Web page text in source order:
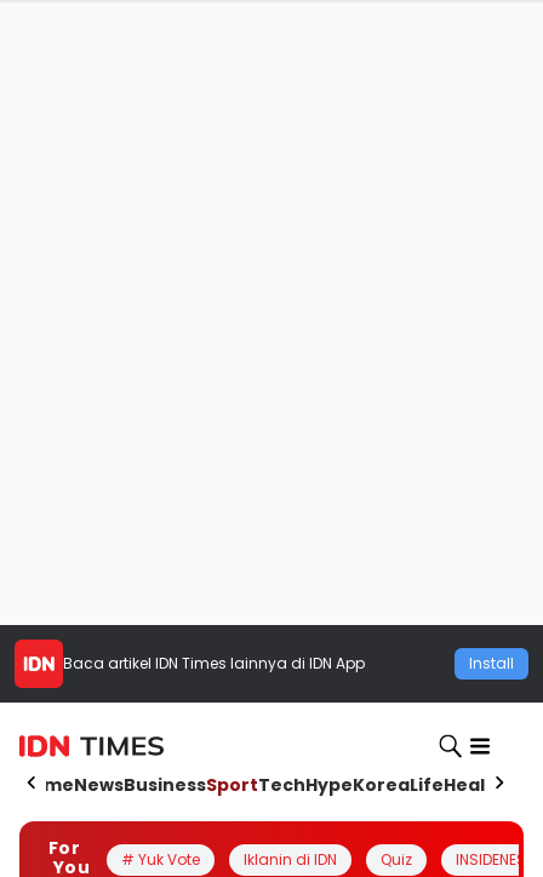
Baca artikel IDN Times lainnya di IDN App Install
HomeNewsBusinessSportTechHypeKoreaLifeHealth
For
You
# Yuk Vote Iklanin di IDN Quiz INSIDENESIA